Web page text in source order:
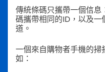
傳統條碼只攜帶一個信息
碼攜帶相同的ID，以及
道。
一個來自購物者手機的
如：